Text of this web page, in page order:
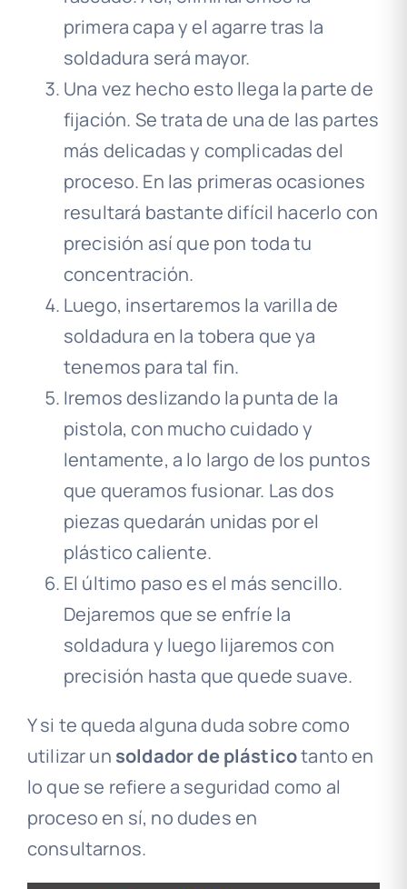
primera capa y el agarre tras la
soldadura será mayor.
Una vez hecho esto llega la parte de
fijación. Se trata de una de las partes
más delicadas y complicadas del
proceso. En las primeras ocasiones
resultará bastante difícil hacerlo con
precisión así que pon toda tu
concentración.
Luego, insertaremos la varilla de
soldadura en la tobera que ya
tenemos para tal fin.
Iremos deslizando la punta de la
pistola, con mucho cuidado y
lentamente, a lo largo de los puntos
que queramos fusionar. Las dos
piezas quedarán unidas por el
plástico caliente.
El último paso es el más sencillo.
Dejaremos que se enfríe la
soldadura y luego lijaremos con
precisión hasta que quede suave.
Y si te queda alguna duda sobre como
utilizar un soldador de plásticotanto en
lo que se refiere a seguridad como al
proceso en sí, no dudes en
consultarnos.